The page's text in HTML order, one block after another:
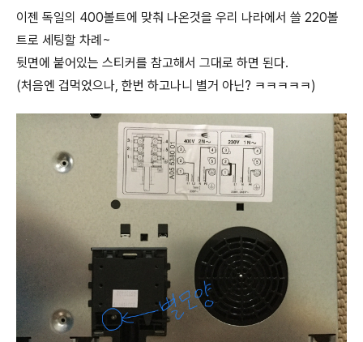
이젠 독일의 400볼트에 맞춰 나온것을 우리 나라에서 쓸 220볼
트로 세팅할 차례~
뒷면에 붙어있는 스티커를 참고해서 그대로 하면 된다.
(처음엔 겁먹었으나, 한번 하고나니 별거 아닌? ㅋㅋㅋㅋㅋ)